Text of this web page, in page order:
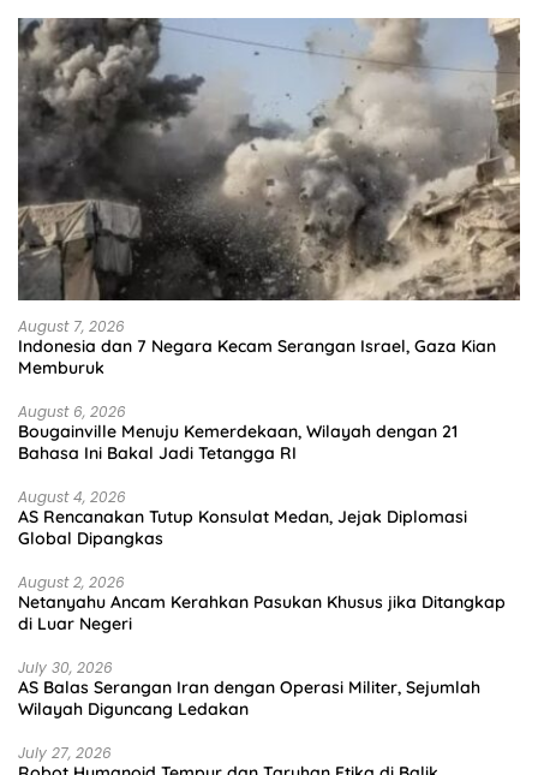
August 7, 2026
Indonesia dan 7 Negara Kecam Serangan Israel, Gaza Kian
Memburuk
August 6, 2026
Bougainville Menuju Kemerdekaan, Wilayah dengan 21
Bahasa Ini Bakal Jadi Tetangga RI
August 4, 2026
AS Rencanakan Tutup Konsulat Medan, Jejak Diplomasi
Global Dipangkas
August 2, 2026
Netanyahu Ancam Kerahkan Pasukan Khusus jika Ditangkap
di Luar Negeri
July 30, 2026
AS Balas Serangan Iran dengan Operasi Militer, Sejumlah
Wilayah Diguncang Ledakan
July 27, 2026